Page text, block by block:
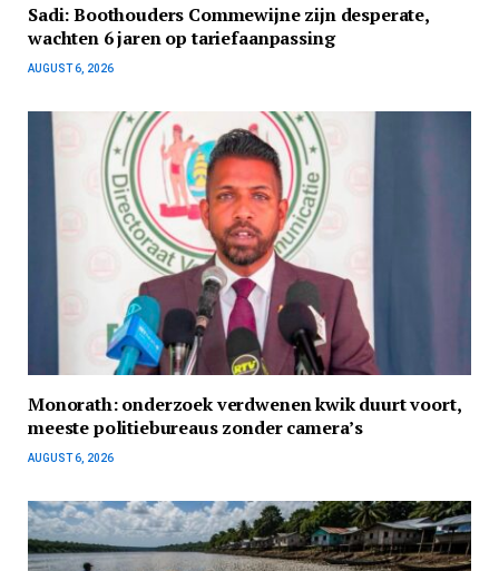
Sadi: Boothouders Commewijne zijn desperate,
wachten 6 jaren op tariefaanpassing
AUGUST 6, 2026
Monorath: onderzoek verdwenen kwik duurt voort,
meeste politiebureaus zonder camera’s
AUGUST 6, 2026